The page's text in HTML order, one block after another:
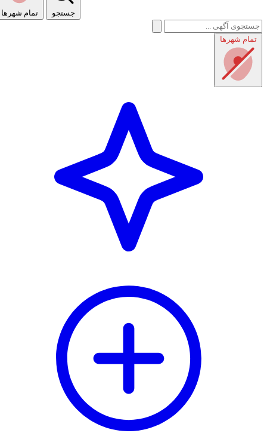
راهنمای استفاده
تمام شهر‌ها جستجو
تمام شهر‌ها